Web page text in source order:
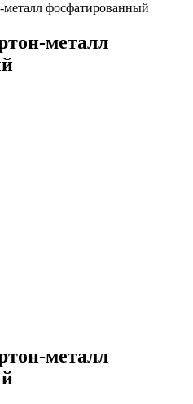
металл фосфатированный
металл
металл